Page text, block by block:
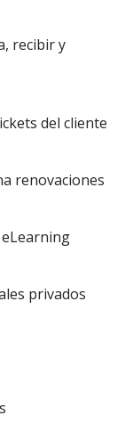
recibir y
del cliente
renovaciones
privados